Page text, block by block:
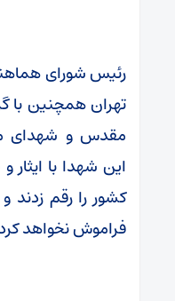
رئیس شورای
تهران همچنین با
مقدس و شهدای
این شهدا با
کشور را رقم زدند
فراموش نخواهد